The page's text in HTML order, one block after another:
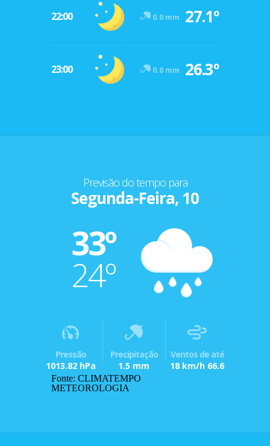
22:00 0.0 mm 27.1º
23:00 0.0 mm 26.3º
Previsão do tempo para
Segunda-Feira, 10
33º
24º
Pressão
1013.82 hPa
Precipitação
1.5 mm
Ventos de até
18 km/h 66.6
Fonte: CLIMATEMPO
METEOROLOGIA